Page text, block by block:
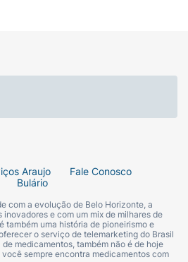
Araujo
Fale Conosco
Bulário
com a evolução de Belo Horizonte, a
e com um mix de milhares de
também uma história de pioneirismo e
o serviço de telemarketing do Brasil
medicamentos, também não é de hoje
sempre encontra medicamentos com